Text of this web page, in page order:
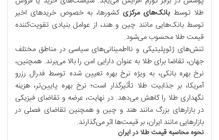
طلا توسط بانک‌های مرکزی کشورها، به خصوص خریدهای اخیر
توسط بانک‌هایی مانند چین و هند، از عوامل بنیادی تقویت‌کننده
قیمت طلا محسوب می‌شود.
تنش‌های ژئوپلیتیکی و نااطمینانی‌های سیاسی در مناطق مختلف
جهان، تقاضا برای طلا به عنوان دارایی امن را بالا می‌برند. همچنین،
نرخ بهره بانکی، به ویژه نرخ بهره تعیین شده توسط فدرال رزرو
آمریکا، بر جذابیت طلا تأثیرگذار است؛ نرخ بهره پایین‌تر، هزینه
نگهداری طلا را کاهش می‌دهد. در نهایت، عرضه و تقاضای فیزیکی
در بازارهای بزرگ مانند هند و چین و همچنین تقاضای فصلی در
بازارهایی مانند ایران، بر قیمت‌ها اثر می‌گذارند.
نحوه محاسبه قیمت طلا در ایران